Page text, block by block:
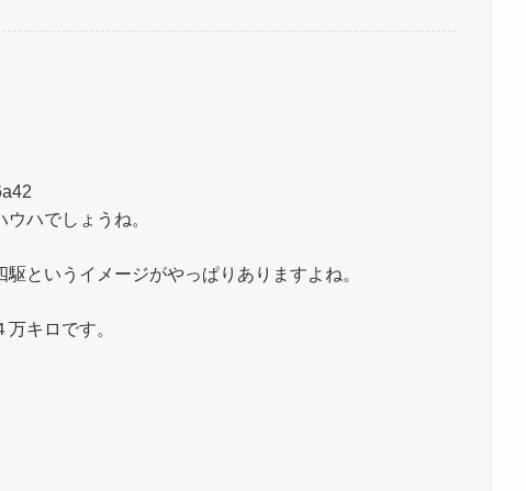
ハでしょうね。
というイメージがやっぱりありますよね。
キロです。